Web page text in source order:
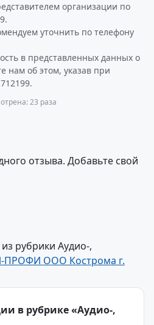
организации по
уточнить по телефону
в представленных данных о
нам об этом, указав при
23 раза
отзыва. Добавьте свой
рубрики Аудио-,
ПРОФИ ООО Кострома г.
в рубрике «Аудио-,